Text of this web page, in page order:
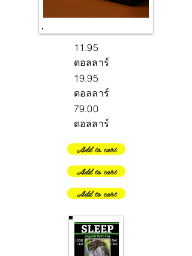
11.95
ดอลลาร์
19.95
ดอลลาร์
79.00
ดอลลาร์
Add to cart
Add to cart
Add to cart